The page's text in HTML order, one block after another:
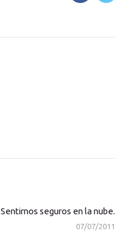
Sentirnos seguros en la nube.
07/07/2011